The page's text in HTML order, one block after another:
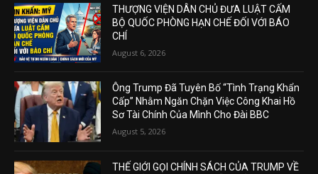
THƯỢNG VIỆN DÂN CHỦ ĐƯA LUẬT CẤM
BỘ QUỐC PHÒNG HẠN CHẾ ĐỐI VỚI BÁO
CHÍ
August 6, 2026
Ông Trump Đã Tuyên Bố “Tình Trạng Khẩn
Cấp” Nhằm Ngăn Chặn Việc Công Khai Hồ
Sơ Tài Chính Của Mình Cho Đài BBC
August 5, 2026
THẾ GIỚI GỌI CHÍNH SÁCH CỦA TRUMP VỀ